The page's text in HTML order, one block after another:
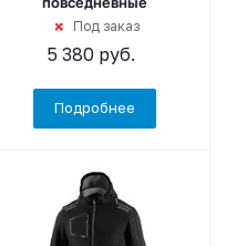
Под заказ
5 380 руб.
Подробнее